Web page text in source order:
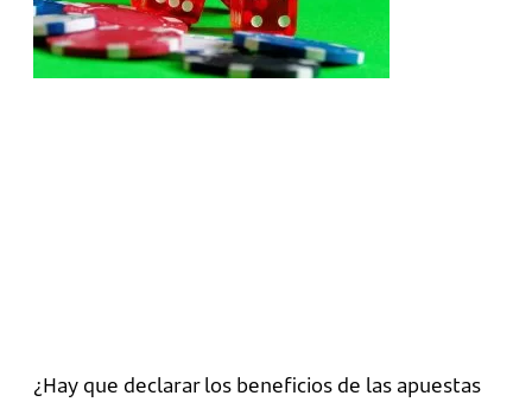
¿Hay que declarar los beneficios de las apuestas